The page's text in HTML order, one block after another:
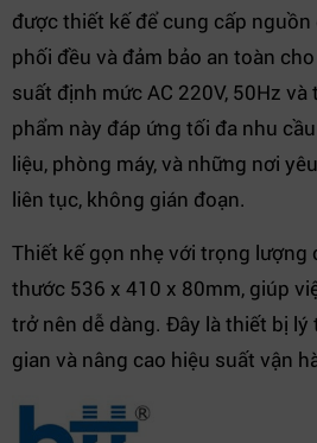
được thiết kế để cung cấp nguồn
phối đều và đảm bảo an toàn
suất định mức AC 220V, 50Hz
phẩm này đáp ứng tối đa nhu
liệu, phòng máy, và những nơi
liên tục, không gián đoạn.
Thiết kế gọn nhẹ với trọng lượng
thước 536 x 410 x 80mm, giúp
trở nên dễ dàng. Đây là thiết bị
gian và nâng cao hiệu suất vận